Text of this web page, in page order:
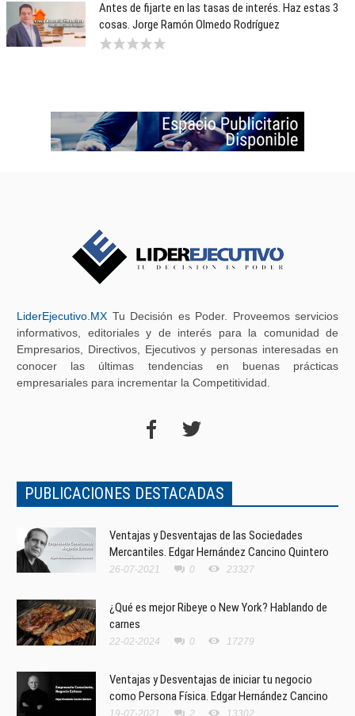
Antes de fijarte en las tasas de interés. Haz estas 3
cosas. Jorge Ramón Olmedo Rodríguez
LiderEjecutivo.MX Tu Decisión es Poder. Proveemos servicios
informativos, editoriales y de interés para la comunidad de
Empresarios, Directivos, Ejecutivos y personas interesadas en
conocer las últimas tendencias en buenas prácticas
empresariales para incrementar la Competitividad.
PUBLICACIONES DESTACADAS
Ventajas y Desventajas de las Sociedades
Mercantiles. Edgar Hernández Cancino Quintero
26-07-2021 0 23327
¿Qué es mejor Ribeye o New York? Hablando de
carnes
22-02-2024 0 17279
Ventajas y Desventajas de iniciar tu negocio
como Persona Física. Edgar Hernández Cancino
19-07-2021 2 13302